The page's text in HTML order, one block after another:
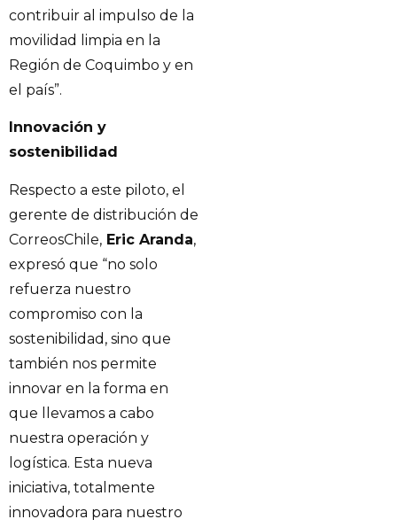
contribuir al impulso de la
movilidad limpia en la
Región de Coquimbo y en
el país”.
Innovación y
sostenibilidad
Respecto a este piloto, el
gerente de distribución de
CorreosChile, Eric Aranda,
expresó que “no solo
refuerza nuestro
compromiso con la
sostenibilidad, sino que
también nos permite
innovar en la forma en
que llevamos a cabo
nuestra operación y
logística. Esta nueva
iniciativa, totalmente
innovadora para nuestro